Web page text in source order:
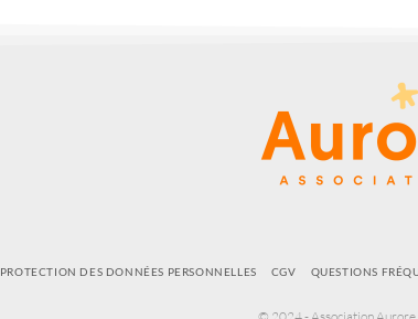
PROTECTION DES DONNÉES PERSONNELLES CGV QUESTIONS